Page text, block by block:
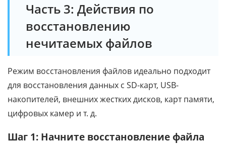
Часть 3: Действия по
восстановлению
нечитаемых файлов
Режим восстановления файлов идеально подходит
для восстановления данных с SD-карт, USB-
накопителей, внешних жестких дисков, карт памяти,
цифровых камер и т. д.
Шаг 1: Начните восстановление файла